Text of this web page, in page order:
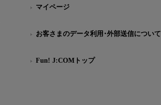
マイページ
お客さまのデータ利用･外部送信について
Fun! J:COMトップ